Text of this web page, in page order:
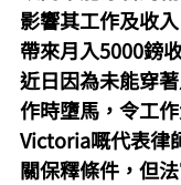
影響其工作及收
帶來月入5000鎊
近日因為未能穿
作時墮馬，令工
Victoria嘅代表律
關保釋條件，但